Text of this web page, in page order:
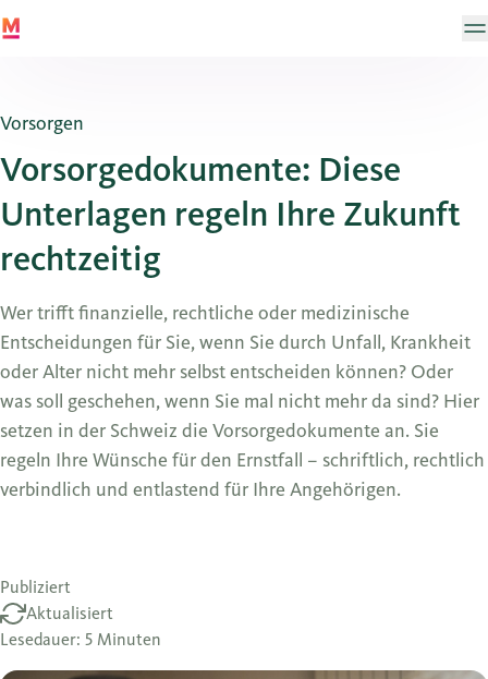
Vorsorgen
Vorsorgedokumente: Diese
Unterlagen regeln Ihre Zukunft
rechtzeitig
Wer trifft finanzielle, rechtliche oder medizinische
Entscheidungen für Sie, wenn Sie durch Unfall, Krankheit
oder Alter nicht mehr selbst entscheiden können? Oder
was soll geschehen, wenn Sie mal nicht mehr da sind? Hier
setzen in der Schweiz die Vorsorgedokumente an. Sie
regeln Ihre Wünsche für den Ernstfall – schriftlich, rechtlich
verbindlich und entlastend für Ihre Angehörigen.
Publiziert
Aktualisiert
Lesedauer: 5 Minuten